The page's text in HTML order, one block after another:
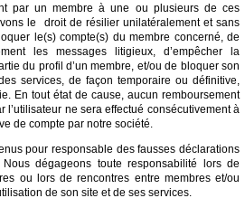
par un membre à une ou plusieurs de ces
le droit de résilier unilatéralement et sans
le(s) compte(s) du membre concerné, de
les messages litigieux, d’empêcher la
du profil d’un membre, et/ou de bloquer son
services, de façon temporaire ou définitive,
En tout état de cause, aucun remboursement
l’utilisateur ne sera effectué consécutivement à
de compte par notre société.
pour responsable des fausses déclarations
dégageons toute responsabilité lors de
ou lors de rencontres entre membres et/ou
de son site et de ses services.